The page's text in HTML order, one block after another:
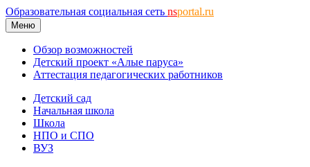
Образовательная социальная сеть nsportal.ru
Меню
Обзор возможностей
Детский проект «Алые паруса»
Аттестация педагогических работников
Детский сад
Начальная школа
Школа
НПО и СПО
ВУЗ